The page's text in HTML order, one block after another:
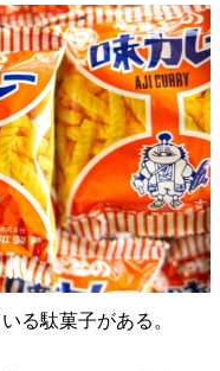
る駄菓子がある。